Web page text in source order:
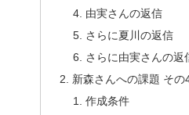
由実さんの返信
さらに夏川の返信
さらに由実さんの返
新森さんへの課題 その
作成条件